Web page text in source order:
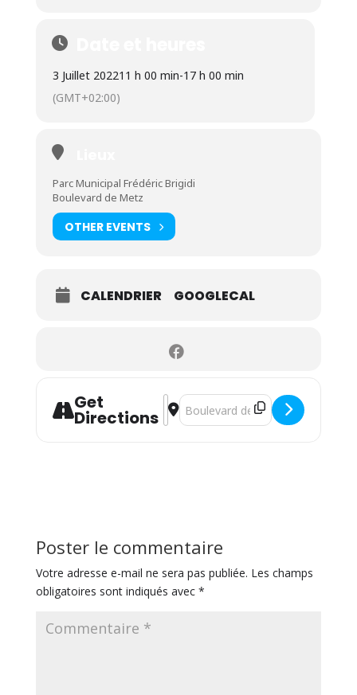
3 Juillet 202211 h 00 min-17 h 00 min
(GMT+02:00)
Parc Municipal Frédéric Brigidi
Boulevard de Metz
OTHER EVENTS
CALENDRIER GOOGLECAL
Get
Directions
Address - Annulée : Journée Belle
Destination Address - Annulée :
Poster le commentaire
Votre adresse e-mail ne sera pas publiée. Les champs
obligatoires sont indiqués avec *